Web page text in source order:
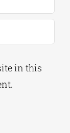
in this